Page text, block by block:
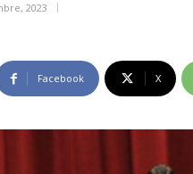
2023
Facebook X